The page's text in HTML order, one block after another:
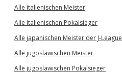
Alle italienischen Meister
Alle italienischen Pokalsieger
Alle japanischen Meister der J-League
Alle jugoslawischen Meister
Alle jugoslawischen Pokalsieger